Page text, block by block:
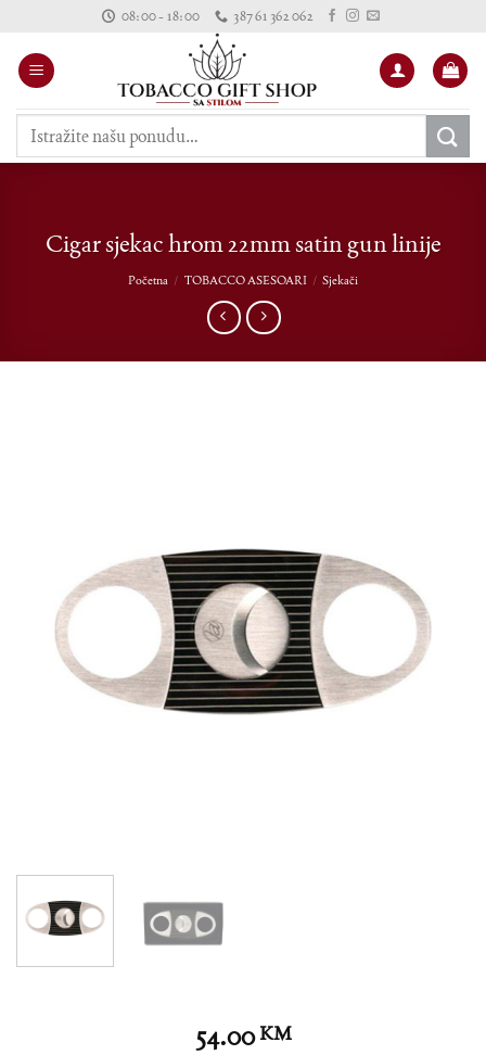
content
08:00 - 18:00 387 61 362 062
Pretraži:
Cigar sjekac hrom 22mm satin gun linije
Početna / TOBACCO ASESOARI / Sjekači
54.00KM